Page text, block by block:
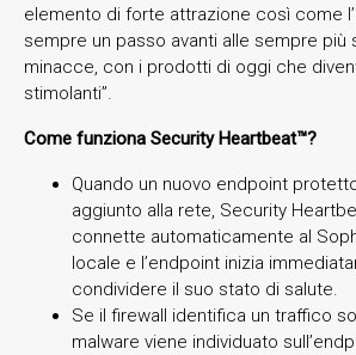
elemento di forte attrazione così come
sempre un passo avanti alle sempre
minacce, con i prodotti di oggi che
stimolanti”.
Come funziona Security Heartbeat™?
Quando un nuovo endpoint
aggiunto alla rete, Security
connette automaticamente al
locale e l’endpoint inizia
condividere il suo stato di salute.
Se il firewall identifica un traffico
malware viene individuato